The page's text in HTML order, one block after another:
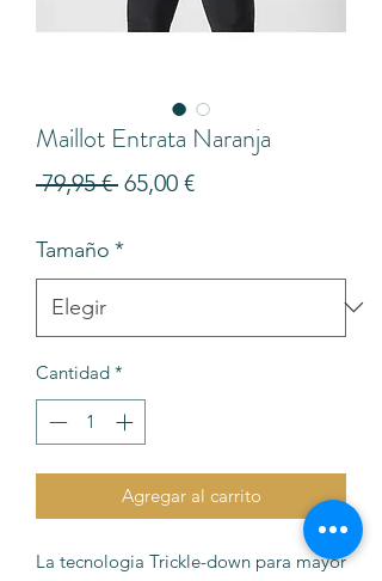
Maillot Entrata Naranja
79,95 € Precio
65,00 €Precio
Tamaño *
Cantidad *
Agregar al carrito
La tecnologia Trickle-down para mayor